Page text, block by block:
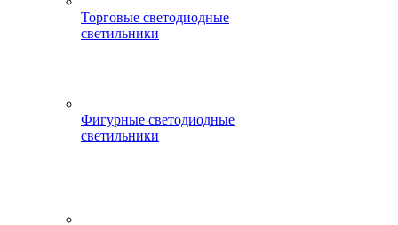
Торговые светодиодные
светильники
Фигурные светодиодные
светильники